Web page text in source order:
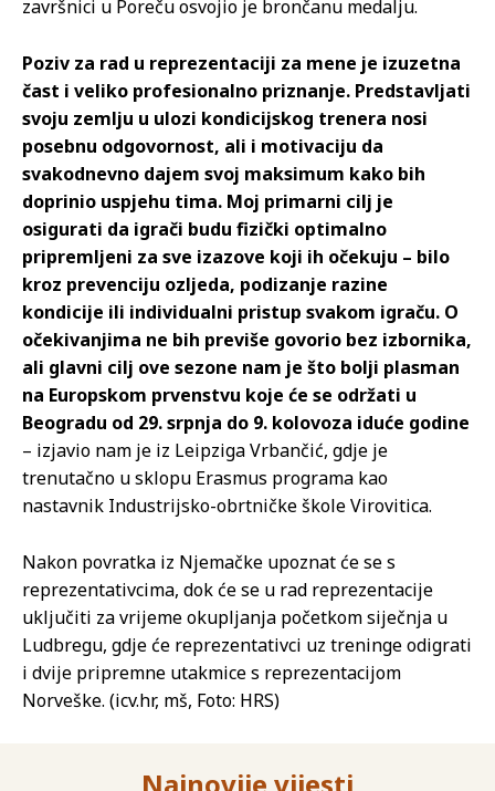
završnici u Poreču osvojio je brončanu medalju.
Poziv za rad u reprezentaciji za mene je izuzetna
čast i veliko profesionalno priznanje. Predstavljati
svoju zemlju u ulozi kondicijskog trenera nosi
posebnu odgovornost, ali i motivaciju da
svakodnevno dajem svoj maksimum kako bih
doprinio uspjehu tima. Moj primarni cilj je
osigurati da igrači budu fizički optimalno
pripremljeni za sve izazove koji ih očekuju – bilo
kroz prevenciju ozljeda, podizanje razine
kondicije ili individualni pristup svakom igraču. O
očekivanjima ne bih previše govorio bez izbornika,
ali glavni cilj ove sezone nam je što bolji plasman
na Europskom prvenstvu koje će se održati u
Beogradu od 29. srpnja do 9. kolovoza iduće godine
– izjavio nam je iz Leipziga Vrbančić, gdje je
trenutačno u sklopu Erasmus programa kao
nastavnik Industrijsko-obrtničke škole Virovitica.
Nakon povratka iz Njemačke upoznat će se s
reprezentativcima, dok će se u rad reprezentacije
uključiti za vrijeme okupljanja početkom siječnja u
Ludbregu, gdje će reprezentativci uz treninge odigrati
i dvije pripremne utakmice s reprezentacijom
Norveške. (icv.hr, mš, Foto: HRS)